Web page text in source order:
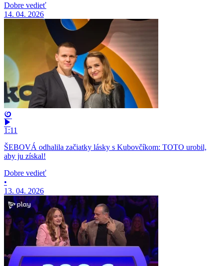
Dobre vedieť
14. 04. 2026
1:11
ŠEBOVÁ odhalila začiatky lásky s Kubovčíkom: TOTO urobil,
aby ju získal!
Dobre vedieť
•
13. 04. 2026